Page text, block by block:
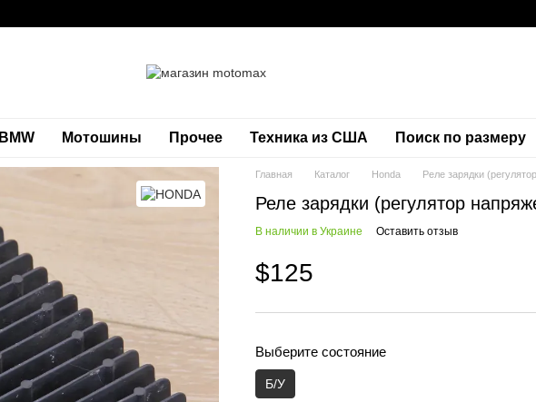
BMW Мотошины Прочее Техника из США Поиск по размеру
Главная Каталог Honda Реле зарядки
Реле зарядки (регулятор
В наличии в Украине Оставить отзыв
$125
Выберите состояние
Б/У